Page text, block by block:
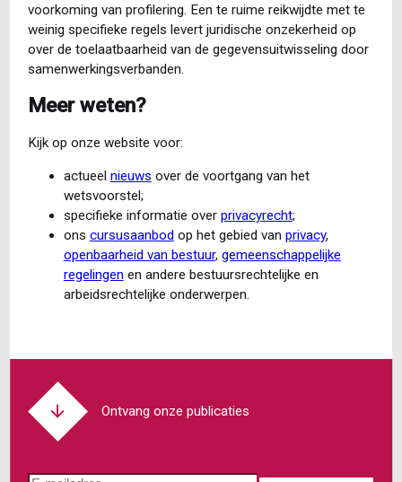
voorkoming van profilering. Een te ruime reikwijdte met te
weinig specifieke regels levert juridische onzekerheid op
over de toelaatbaarheid van de gegevensuitwisseling door
samenwerkingsverbanden.
Meer weten?
Kijk op onze website voor:
actueel nieuws over de voortgang van het
wetsvoorstel;
specifieke informatie over privacyrecht;
ons cursusaanbodop het gebied van privacy,
openbaarheid van bestuur, gemeenschappelijke
regelingenen andere bestuursrechtelijke en
arbeidsrechtelijke onderwerpen.
Ontvang onze publicaties